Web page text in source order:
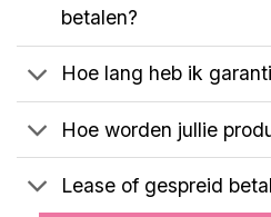
betalen?
Hoe lang heb ik
Hoe worden jullie
Lease of gespreid